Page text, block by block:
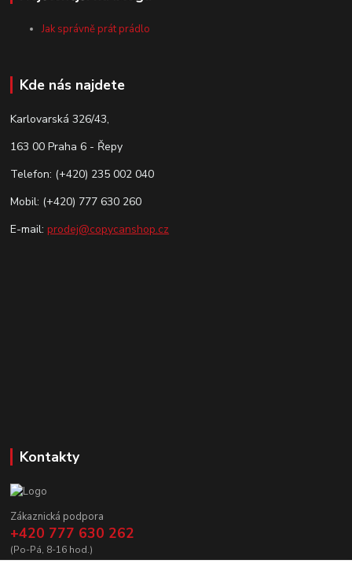
Jak správně prát prádlo
Kde nás najdete
Karlovarská 326/43,
163 00 Praha 6 - Řepy
Telefon: (+420) 235 002 040
Mobil: (+420) 777 630 260
E-mail: prodej@copycanshop.cz
Kontakty
Zákaznická podpora
+420 777 630 262
(Po-Pá, 8-16 hod.)